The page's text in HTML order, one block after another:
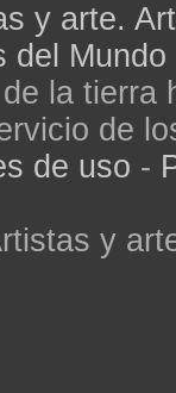
y arte.
del Mundo
la tierra
de
de uso -
y